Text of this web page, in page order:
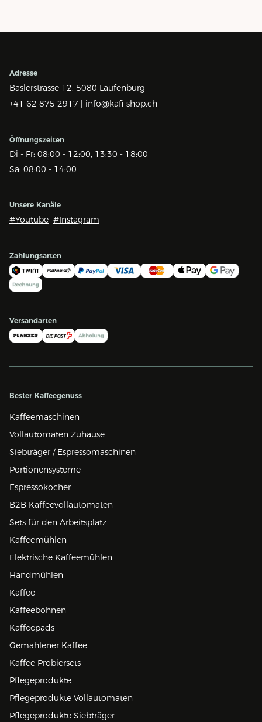
Adresse
Baslerstrasse 12, 5080 Laufenburg
+41 62 875 2917 | info@kafi-shop.ch
Öffnungszeiten
Di - Fr: 08:00 - 12:00, 13:30 - 18:00
Sa: 08:00 - 14:00
Unsere Kanäle
#Youtube #Instagram
Zahlungsarten
Versandarten
Bester Kaffeegenuss
Kaffeemaschinen
Vollautomaten Zuhause
Siebträger / Espressomaschinen
Portionensysteme
Espressokocher
B2B Kaffeevollautomaten
Sets für den Arbeitsplatz
Kaffeemühlen
Elektrische Kaffeemühlen
Handmühlen
Kaffee
Kaffeebohnen
Kaffeepads
Gemahlener Kaffee
Kaffee Probiersets
Pflegeprodukte
Pflegeprodukte Vollautomaten
Pflegeprodukte Siebträger